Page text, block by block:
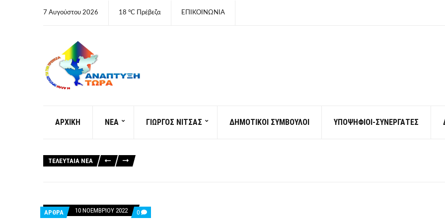
7 Αυγούστου 2026 18 °C Πρέβεζα ΕΠΙΚΟΙΝΩΝΙΑ
ΑΡΧΙΚΗ ΝΕΑ ΓΙΩΡΓΟΣ ΝΙΤΣΑΣ ΔΗΜΟΤΙΚΟΙ ΣΥΜΒΟΥΛΟΙ ΥΠΟΨΗΦΙΟΙ-ΣΥΝΕΡΓΑΤΕΣ
ΤΕΛΕΥΤΑΊΑ ΝΈΑ
ΑΡΘΡΑ 10 ΝΟΕΜΒΡΊΟΥ 2022 0 COMMENTS
ON